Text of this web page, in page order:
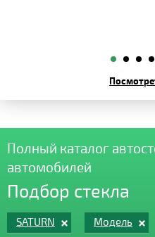
Полный каталог
автомобилей
Подбор стекла
SATURN Модель